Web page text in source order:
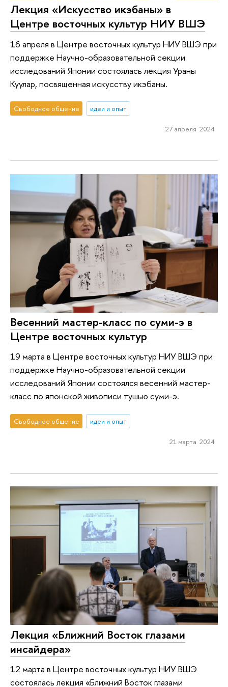
Лекция «Искусство икэбаны» в
Центре восточных культур НИУ ВШЭ
16 апреля в Центре восточных культур НИУ ВШЭ при
поддержке Научно-образовательной секции
исследований Японии состоялась лекция Ураны
Куулар, посвященная искусству икэбаны.
Свободное общение идеи и опыт
27 апреля 2024
Весенний мастер-класс по суми-э в
Центре восточных культур
19 марта в Центре восточных культур НИУ ВШЭ при
поддержке Научно-образовательной секции
исследований Японии состоялся весенний мастер-
класс по японской живописи тушью суми-э.
Свободное общение идеи и опыт
21 марта 2024
Лекция «Ближний Восток глазами
инсайдера»
12 марта в Центре восточных культур НИУ ВШЭ
состоялась лекция «Ближний Восток глазами